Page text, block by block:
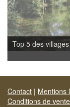
Top 5 des
Contact | Mentions
Conditions de vente